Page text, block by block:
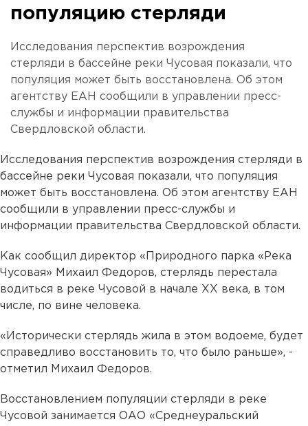
популяцию стерляди
Исследования перспектив возрождения
стерляди в бассейне реки Чусовая показали, что
популяция может быть восстановлена. Об этом
агентству ЕАН сообщили в управлении пресс-
службы и информации правительства
Свердловской области.
Исследования перспектив возрождения стерляди в
бассейне реки Чусовая показали, что популяция
может быть восстановлена. Об этом агентству ЕАН
сообщили в управлении пресс-службы и
информации правительства Свердловской области.
Как сообщил директор «Природного парка «Река
Чусовая» Михаил Федоров, стерлядь перестала
водиться в реке Чусовой в начале XX века, в том
числе, по вине человека.
«Исторически стерлядь жила в этом водоеме, будет
справедливо восстановить то, что было раньше», -
отметил Михаил Федоров.
Восстановлением популяции стерляди в реке
Чусовой занимается ОАО «Среднеуральский